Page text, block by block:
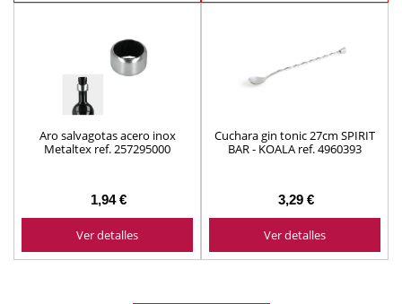
Aro salvagotas acero inox
Metaltex ref. 257295000
1,94 €
Ver detalles
Cuchara gin tonic 27cm SPIRIT
BAR - KOALA ref. 4960393
3,29 €
Ver detalles